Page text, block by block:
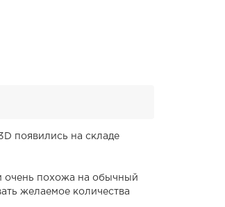
появились на складе
очень похожа на обычный
желаемое количества